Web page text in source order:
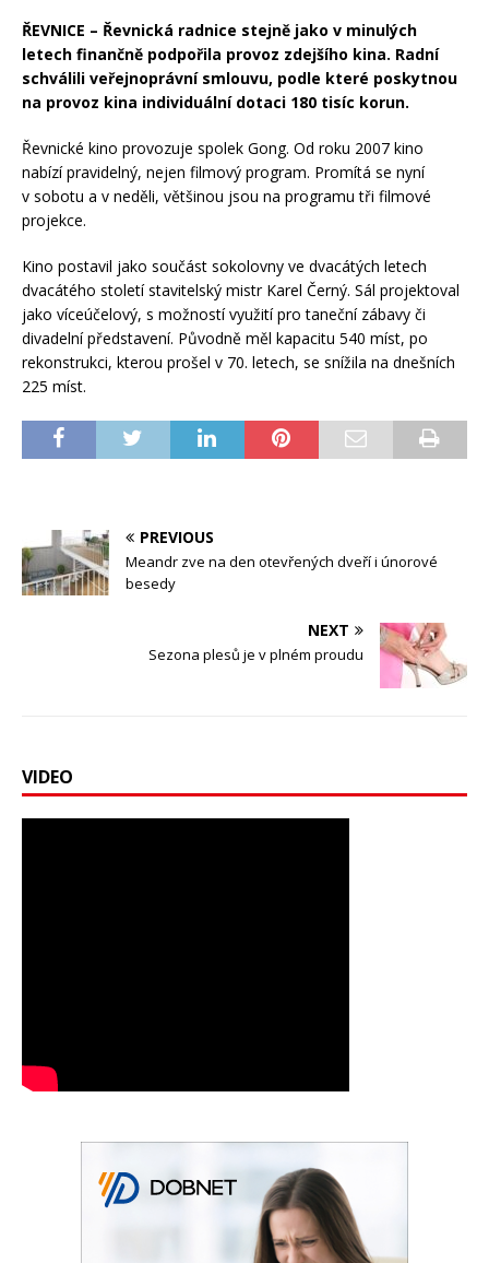
ŘEVNICE – Řevnická radnice stejně jako v minulých
letech finančně podpořila provoz zdejšího kina. Radní
schválili veřejnoprávní smlouvu, podle které poskytnou
na provoz kina individuální dotaci 180 tisíc korun.
Řevnické kino provozuje spolek Gong. Od roku 2007 kino
nabízí pravidelný, nejen filmový program. Promítá se nyní
v sobotu a v neděli, většinou jsou na programu tři filmové
projekce.
Kino postavil jako součást sokolovny ve dvacátých letech
dvacátého století stavitelský mistr Karel Černý. Sál projektoval
jako víceúčelový, s možností využití pro taneční zábavy či
divadelní představení. Původně měl kapacitu 540 míst, po
rekonstrukci, kterou prošel v 70. letech, se snížila na dnešních
225 míst.
PREVIOUS
Meandr zve na den otevřených dveří i únorové
besedy
NEXT
Sezona plesů je v plném proudu
VIDEO